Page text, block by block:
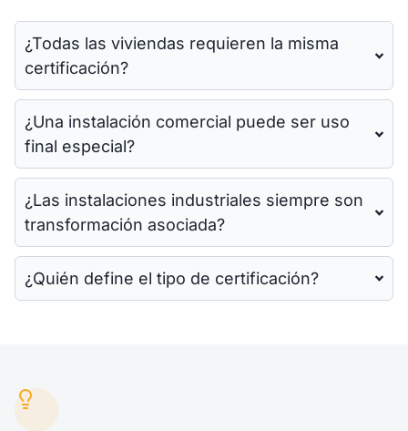
¿Todas las viviendas requieren la misma
certificación?
¿Una instalación comercial puede ser uso
final especial?
¿Las instalaciones industriales siempre son
transformación asociada?
¿Quién define el tipo de certificación?